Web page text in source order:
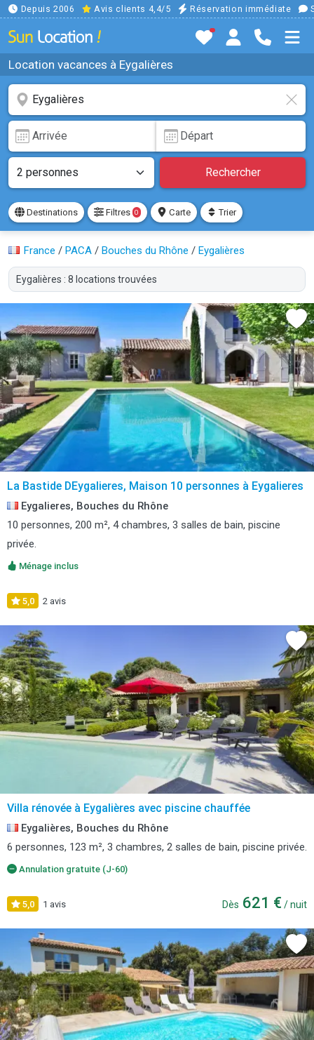
Depuis 2006 Avis clients 4,4/5 Réservation immédiate
Location vacances à Eygalières
Rechercher
Destinations Filtres 0 Carte Trier
France / PACA / Bouches du Rhône / Eygalières
Eygalières : 8 locations trouvées
La Bastide DEygalieres, Maison 10 personnes à Eygalieres
Eygalieres, Bouches du Rhône
10 personnes, 200 m², 4 chambres, 3 salles de bain, piscine
privée.
Ménage inclus
5,0 2 avis
Villa rénovée à Eygalières avec piscine chauffée
Eygalières, Bouches du Rhône
6 personnes, 123 m², 3 chambres, 2 salles de bain, piscine privée.
Annulation gratuite (J-60)
5,0 1 avis Dès 621 € / nuit